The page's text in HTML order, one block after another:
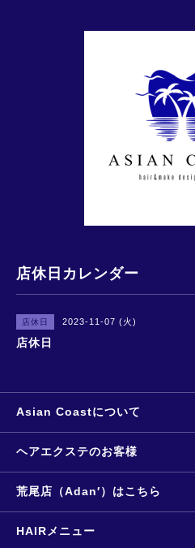
店休日カレンダー
店休日 2023-11-07 (火)
店休日
Asian Coastについて
ヘアエクステのお客様
荒尾店（Adan′）はこちら
HAIRメニュー